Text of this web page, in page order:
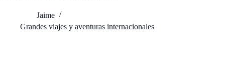
Jaime
Grandes viajes y aventuras internacionales